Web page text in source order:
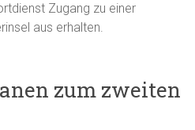
Zugang zu einer
aus erhalten.
zum zweiten